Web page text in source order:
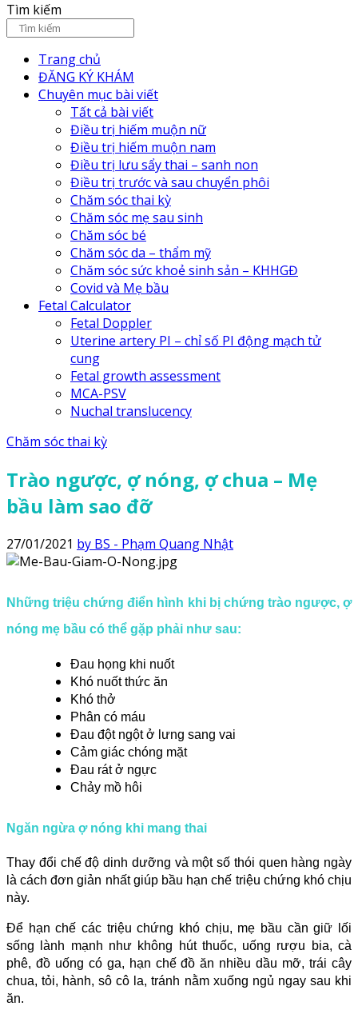
Tìm kiếm
Trang chủ
ĐĂNG KÝ KHÁM
Chuyên mục bài viết
Tất cả bài viết
Điều trị hiếm muộn nữ
Điều trị hiếm muộn nam
Điều trị lưu sẩy thai – sanh non
Điều trị trước và sau chuyển phôi
Chăm sóc thai kỳ
Chăm sóc mẹ sau sinh
Chăm sóc bé
Chăm sóc da – thẩm mỹ
Chăm sóc sức khoẻ sinh sản – KHHGĐ
Covid và Mẹ bầu
Fetal Calculator
Fetal Doppler
Uterine artery PI – chỉ số PI động mạch tử
cung
Fetal growth assessment
MCA-PSV
Nuchal translucency
Chăm sóc thai kỳ
Trào ngược, ợ nóng, ợ chua – Mẹ
bầu làm sao đỡ
27/01/2021 by BS - Phạm Quang Nhật
Những triệu chứng điển hình khi bị chứng trào ngược, ợ
nóng mẹ bầu có thể gặp phải như sau:
Đau họng khi nuốt
Khó nuốt thức ăn
Khó thở
Phân có máu
Đau đột ngột ở lưng sang vai
Cảm giác chóng mặt
Đau rát ở ngực
Chảy mồ hôi
Ngăn ngừa ợ nóng khi mang thai
Thay đổi chế độ dinh dưỡng và một số thói quen hàng ngày
là cách đơn giản nhất giúp bầu hạn chế triệu chứng khó chịu
này.
Để hạn chế các triệu chứng khó chịu, mẹ bầu cần giữ lối
sống lành mạnh như không hút thuốc, uống rượu bia, cà
phê, đồ uống có ga, hạn chế đồ ăn nhiều dầu mỡ, trái cây
chua, tỏi, hành, sô cô la, tránh nằm xuống ngủ ngay sau khi
ăn.